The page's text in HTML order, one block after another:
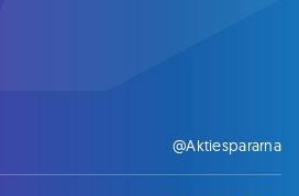
@Aktiespararna